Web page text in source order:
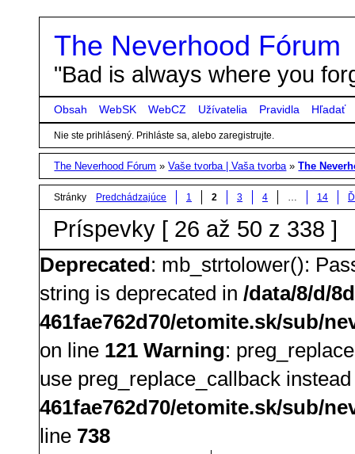
The Neverhood Fórum
"Bad is always where you
Obsah WebSK WebCZ Užívatelia Pravidla Hľadať
Nie ste prihlásený. Prihláste sa, alebo zaregistrujte.
The Neverhood Fórum »Vaše tvorba | Vaša tvorba »The
Stránky Predchádzajúce 1 2 3 4 14
Príspevky [ 26 až 50 z 338 ]
Deprecated: mb_strtolower():
string is deprecated in /data/8/d/
461fae762d70/etomite.sk/sub/
on line 121 Warning:
use preg_replace_callback
461fae762d70/etomite.sk/sub/
line 738